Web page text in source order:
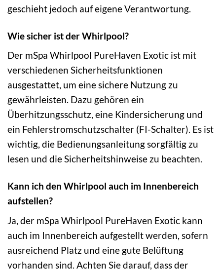
geschieht jedoch auf eigene Verantwortung.
Wie sicher ist der Whirlpool?
Der mSpa Whirlpool PureHaven Exotic ist mit
verschiedenen Sicherheitsfunktionen
ausgestattet, um eine sichere Nutzung zu
gewährleisten. Dazu gehören ein
Überhitzungsschutz, eine Kindersicherung und
ein Fehlerstromschutzschalter (FI-Schalter). Es ist
wichtig, die Bedienungsanleitung sorgfältig zu
lesen und die Sicherheitshinweise zu beachten.
Kann ich den Whirlpool auch im Innenbereich
aufstellen?
Ja, der mSpa Whirlpool PureHaven Exotic kann
auch im Innenbereich aufgestellt werden, sofern
ausreichend Platz und eine gute Belüftung
vorhanden sind. Achten Sie darauf, dass der